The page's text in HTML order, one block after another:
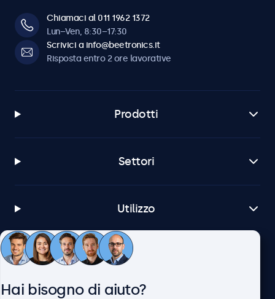
Chiamaci al 011 1962 1372
Lun–Ven, 8:30–17:30
Scrivici a info@beetronics.it
Risposta entro 2 ore lavorative
Prodotti
Settori
Utilizzo
Servizio Clienti
Hai bisogno di aiuto?